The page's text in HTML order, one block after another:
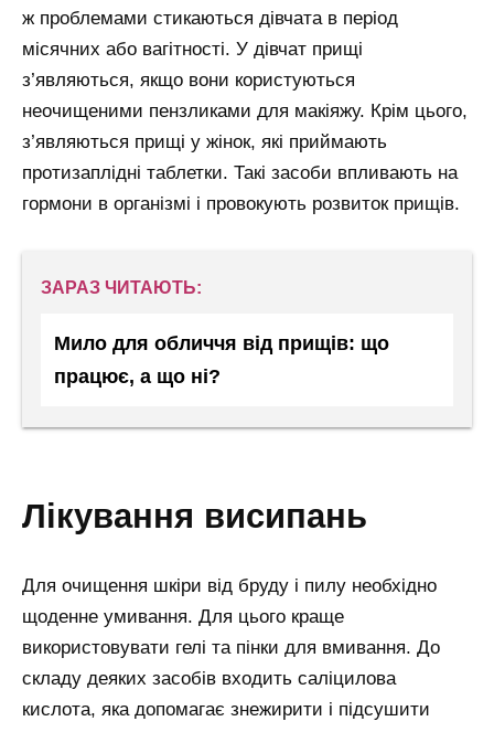
ж проблемами стикаються дівчата в період
місячних або вагітності. У дівчат прищі
з’являються, якщо вони користуються
неочищеними пензликами для макіяжу. Крім цього,
з’являються прищі у жінок, які приймають
протизаплідні таблетки. Такі засоби впливають на
гормони в організмі і провокують розвиток прищів.
ЗАРАЗ ЧИТАЮТЬ:
Мило для обличчя від прищів: що
працює, а що ні?
лікування висипань
Для очищення шкіри від бруду і пилу необхідно
щоденне умивання. Для цього краще
використовувати гелі та пінки для вмивання. До
складу деяких засобів входить саліцилова
кислота, яка допомагає знежирити і підсушити